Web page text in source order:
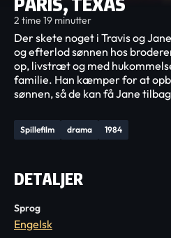
2 time 19 minutter
Spillefilm drama 1984
Der skete noget i Travis og
og efterlod sønnen hos
op, livstræt og med
familie. Han kæmper for at
sønnen, så de kan få Jane
DETALJER
Sprog
Engelsk